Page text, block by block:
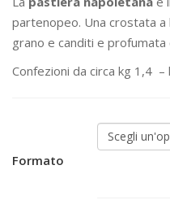
a
partenopeo. Una crostata
grano e canditi e profumata
Confezioni da circa kg 1,4 –
Formato